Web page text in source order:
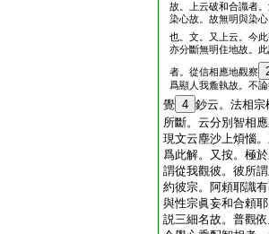
故。上云破和合識者
染心故。故無明與染
也。文。又上云。今
亦分斷無明住地故。
者。從信相應地觀察
爲顯人我麁執故。不
覺 4 鈔云。法相宗
所斷。云分別智相
現文云塵沙上煩惱
爲此解。又按。極
謂從我觀彼。彼所
約彼宗。阿頼耶識
與性宗眞妄和合頼
説三細名故。普觀